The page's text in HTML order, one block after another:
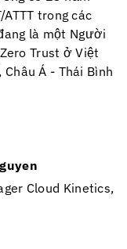
ATTT trong các
là một Người
Trust ở Việt
Á - Thái Bình
Cloud Kinetics,